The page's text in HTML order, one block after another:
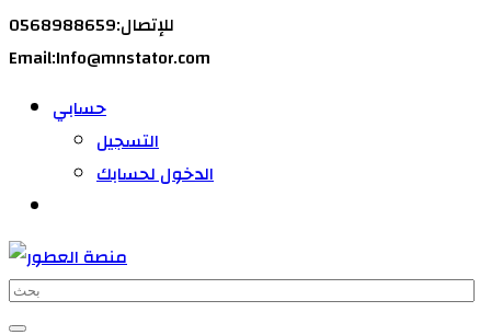
للإتصال:0568988659
Email:Info@mnstator.com
حسابي
التسجيل
الدخول لحسابك